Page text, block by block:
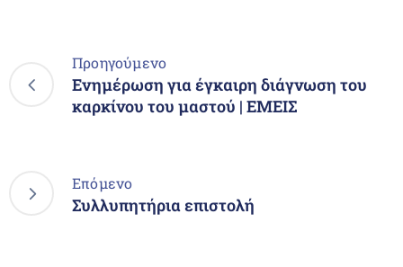
Προηγούμενο
Ενημέρωση για έγκαιρη διάγνωση του
καρκίνου του μαστού | ΕΜΕΙΣ
Επόμενο
Συλλυπητήρια επιστολή